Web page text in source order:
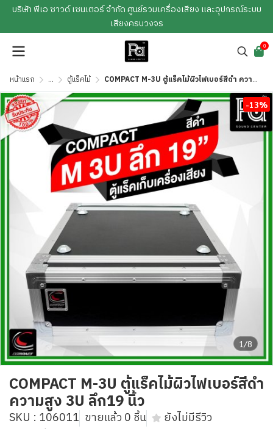
บริษัท พีเอ ซาวด์ เซนเตอร์ จำกัด ศูนย์รวมเครื่องเสียง และอุปกรณ์ระบบ
เสียงครบวงจร
0
หน้าแรก ... ตู้แร็คไม้ COMPACT M-3U ตู้แร็คไม้ผิวไฟเบอร์สีดำ ความสูง 3U ลึก19 นิ้ว
1/8
-13%
COMPACT M-3U ตู้แร็คไม้ผิวไฟเบอร์สีดำ
ความสูง 3U ลึก19 นิ้ว
SKU : 106011 ขายแล้ว 0 ชิ้น ยังไม่มีรีวิว